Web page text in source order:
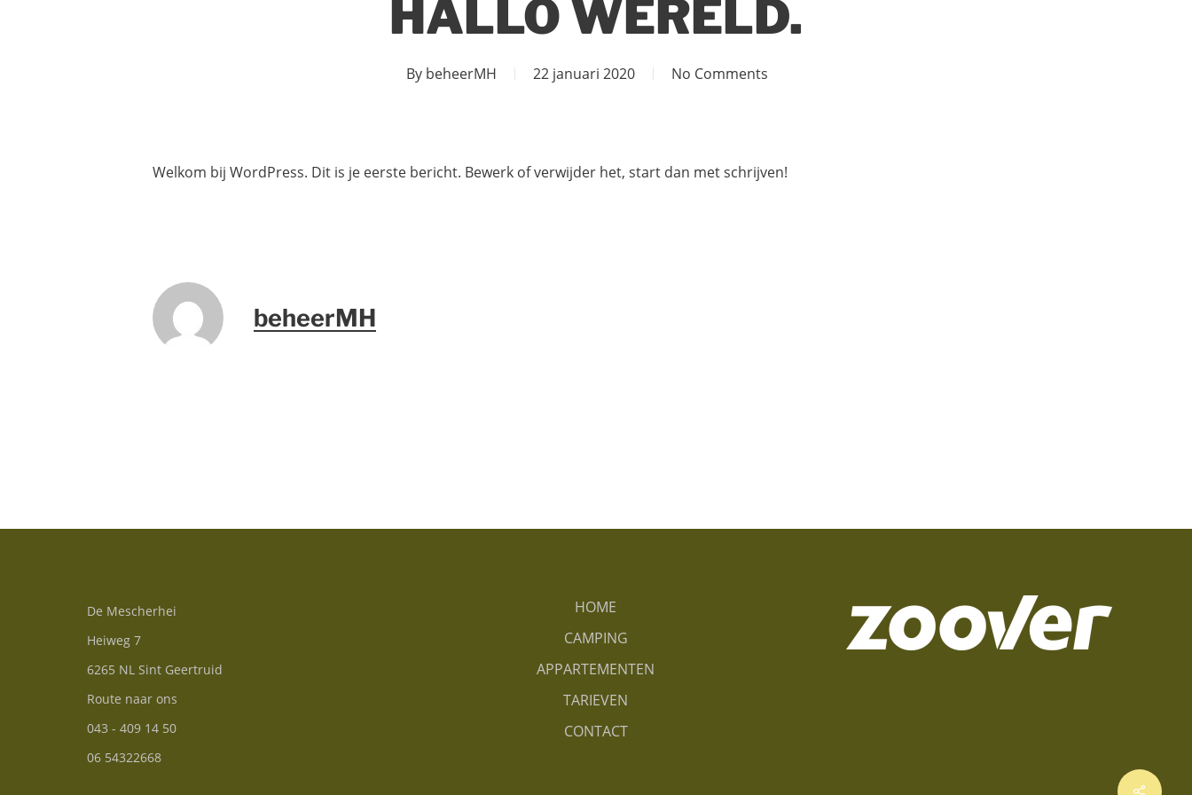
HALLO WERELD.
By beheerMH 22 januari 2020 No Comments
Welkom bij WordPress. Dit is je eerste bericht. Bewerk of verwijder het, start dan met schrijven!
beheerMH
De Mescherhei
Heiweg 7
6265 NL Sint Geertruid
Route naar ons
043 - 409 14 50
06 54322668
HOME
CAMPING
APPARTEMENTEN
TARIEVEN
CONTACT